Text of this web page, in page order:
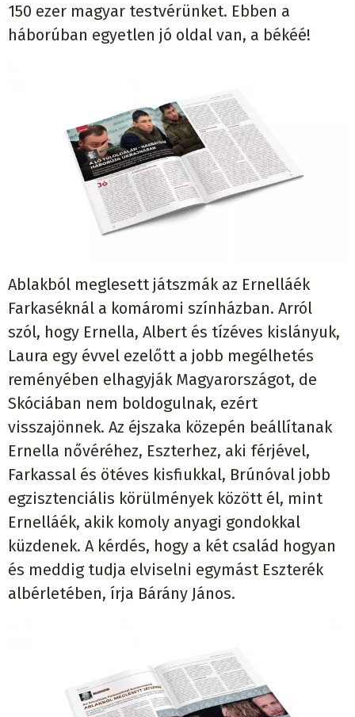
150 ezer magyar testvérünket. Ebben a
háborúban egyetlen jó oldal van, a békéé!
Ablakból meglesett játszmák az Ernelláék
Farkaséknál a komáromi színházban. Arról
szól, hogy Ernella, Albert és tízéves kislányuk,
Laura egy évvel ezelőtt a jobb megélhetés
reményében elhagyják Magyarországot, de
Skóciában nem boldogulnak, ezért
visszajönnek. Az éjszaka közepén beállítanak
Ernella nővéréhez, Eszterhez, aki férjével,
Farkassal és ötéves kisfiukkal, Brúnóval jobb
egzisztenciális körülmények között él, mint
Ernelláék, akik komoly anyagi gondokkal
küzdenek. A kérdés, hogy a két család hogyan
és meddig tudja elviselni egymást Eszterék
albérletében, írja Bárány János.